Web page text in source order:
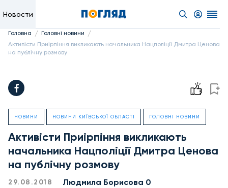
Новости
Головна / Головні новини /
Активісти Приірпіння викликають начальника Нацполіції Дмитра Ценова
на публічну розмову
НОВИНИ НОВИНИ КИЇВСЬКОЇ ОБЛАСТІ ГОЛОВНІ НОВИНИ
Активісти Приірпіння викликають
начальника Нацполіції Дмитра Ценова
на публічну розмову
29.08.2018 Людмила Борисова 0